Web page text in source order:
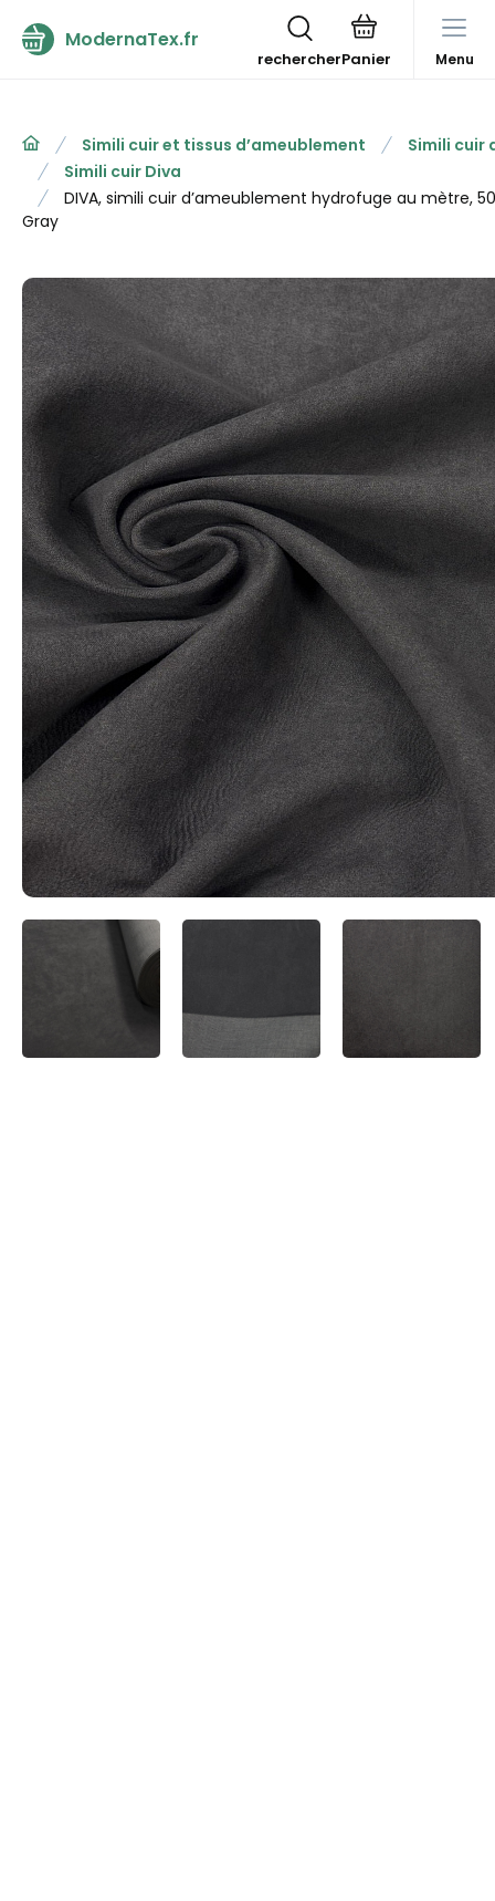
ModernaTex.fr
rechercher Menu
Simili cuir et tissus d’ameublement
Simili cuir
Simili cuir Diva
DIVA, simili cuir d’ameublement hydrofuge au mètre,
Gray